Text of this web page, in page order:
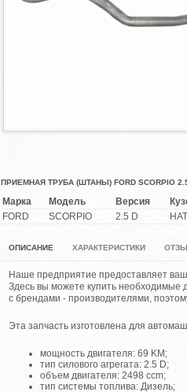
ПРИЕМНАЯ ТРУБА (ШТАНЫ) FORD SCORPIO
Марка Модель Версия
FORD
SCORPIO 2.5 D
ОПИСАНИЕ ХАРАКТЕРИСТИКИ
Наше предприятие предоставляет
Здесь вы можете купить необходимые
с брендами - производителями,
Эта запчасть изготовлена для
мощность двигателя: 69 KM;
тип силового агрегата: 2.5 D;
объем двигателя: 2498 ccm;
тип системы топлива: Дизель;